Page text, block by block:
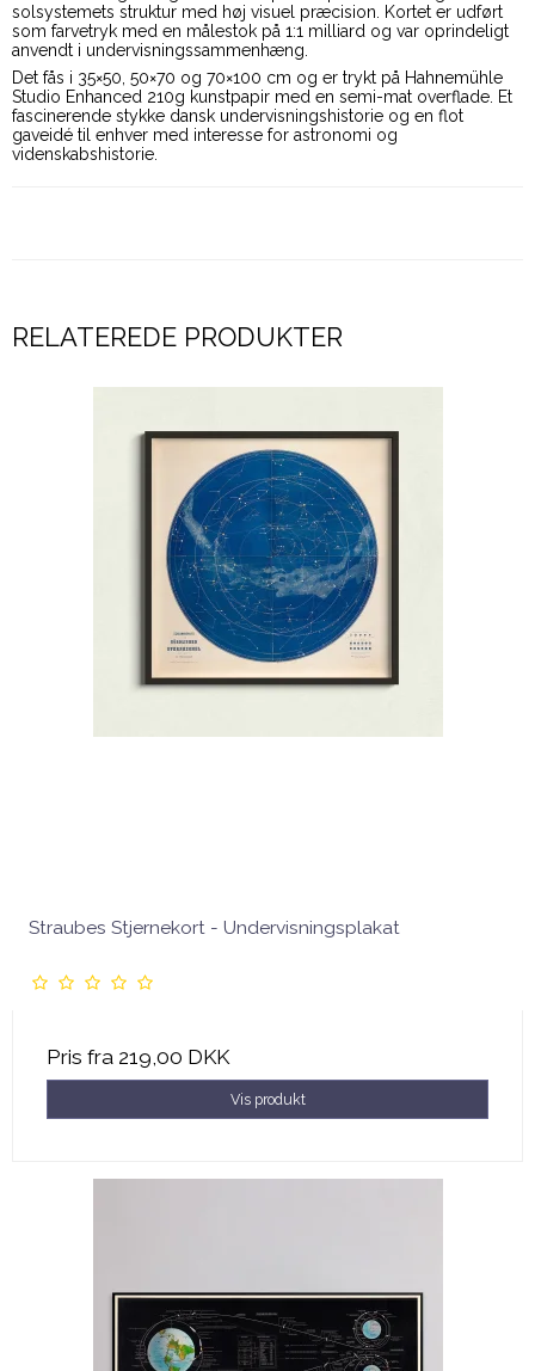
solsystemets struktur med høj visuel præcision. Kortet er udført
som farvetryk med en målestok på 1:1 milliard og var oprindeligt
anvendt i undervisningssammenhæng.
Det fås i 35×50, 50×70 og 70×100 cm og er trykt på Hahnemühle
Studio Enhanced 210g kunstpapir med en semi-mat overflade. Et
fascinerende stykke dansk undervisningshistorie og en flot
gaveidé til enhver med interesse for astronomi og
videnskabshistorie.
RELATEREDE PRODUKTER
Straubes Stjernekort - Undervisningsplakat
Pris fra 219,00 DKK
Vis produkt